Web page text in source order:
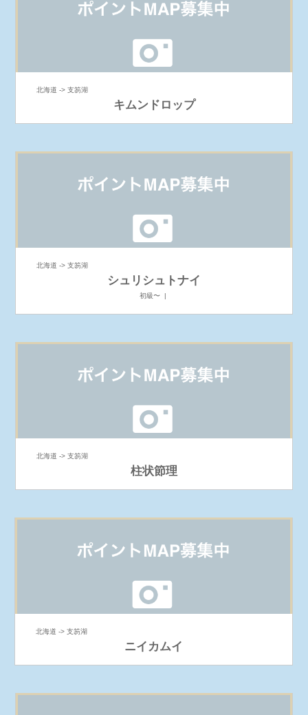
北海道 -> 支笏湖
キムンドロップ
北海道 -> 支笏湖
シュリシュトナイ
初級〜 |
北海道 -> 支笏湖
柱状節理
北海道 -> 支笏湖
ニイカムイ